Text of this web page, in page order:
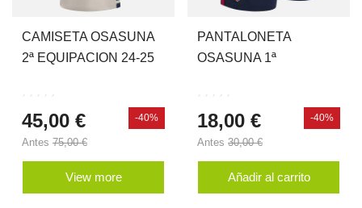
CAMISETA OSASUNA
2ª EQUIPACION 24-25
45,00 €
Antes 75,00 €
-40%
View more
PANTALONETA
OSASUNA 1ª
18,00 €
Antes 30,00 €
-40%
Añadir al carrito